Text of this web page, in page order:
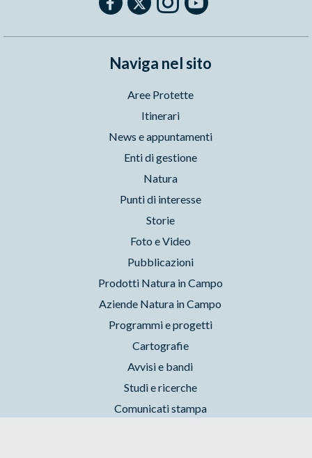
Naviga nel sito
Aree Protette
Itinerari
News e appuntamenti
Enti di gestione
Natura
Punti di interesse
Storie
Foto e Video
Pubblicazioni
Prodotti Natura in Campo
Aziende Natura in Campo
Programmi e progetti
Cartografie
Avvisi e bandi
Studi e ricerche
Comunicati stampa